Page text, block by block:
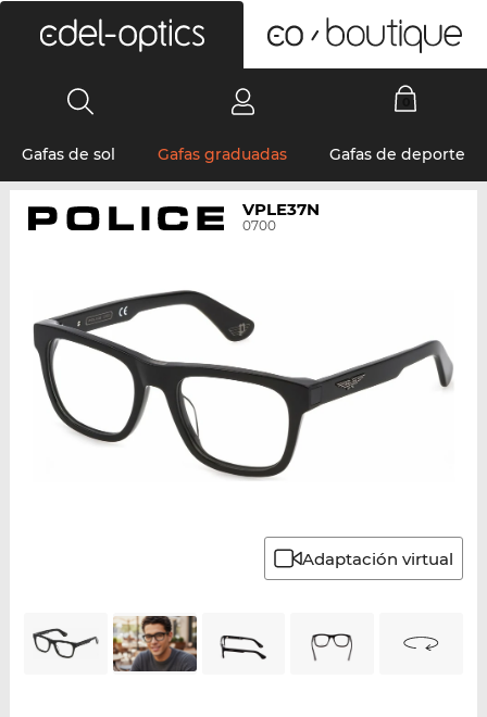
Gafas de sol Gafas graduadas Gafas de deporte
VPLE37N
0700
Adaptación virtual